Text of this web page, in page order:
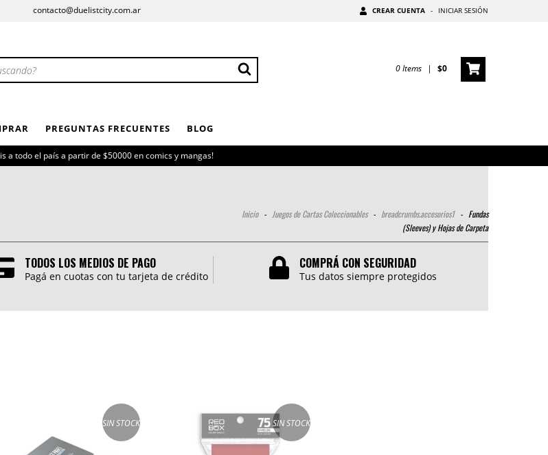
contacto@duelistcity.com.ar CREAR CUENTA - INICIAR SESIÓN
0Items | $0
PREGUNTAS FRECUENTES BLOG
a todo el país a partir de $50000 en comics y mangas!
Inicio - Juegos de Cartas Coleccionables - breadcrumbs.accesorios1 - Fundas
(Sleeves) y Hojas de Carpeta
TODOS LOS MEDIOS DE PAGO
Pagá en cuotas con tu tarjeta de crédito
COMPRÁ CON SEGURIDAD
Tus datos siempre protegidos
SIN STOCK SIN STOCK